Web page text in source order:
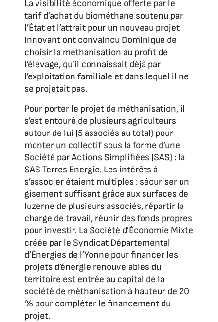
La visibilité économique offerte par le
tarif d’achat du biométhane soutenu par
l’État et l’attrait pour un nouveau projet
innovant ont convaincu Dominique de
choisir la méthanisation au profit de
l’élevage, qu’il connaissait déjà par
l’exploitation familiale et dans lequel il ne
se projetait pas.
Pour porter le projet de méthanisation, il
s’est entouré de plusieurs agriculteurs
autour de lui (5 associés au total) pour
monter un collectif sous la forme d’une
Société par Actions Simplifiées (SAS) : la
SAS Terres Energie. Les intérêts à
s’associer étaient multiples : sécuriser un
gisement suffisant grâce aux surfaces de
luzerne de plusieurs associés, répartir la
charge de travail, réunir des fonds propres
pour investir. La Société d’Économie Mixte
créée par le Syndicat Départemental
d’Énergies de l’Yonne pour financer les
projets d’énergie renouvelables du
territoire est entrée au capital de la
société de méthanisation à hauteur de 20
% pour compléter le financement du
projet.